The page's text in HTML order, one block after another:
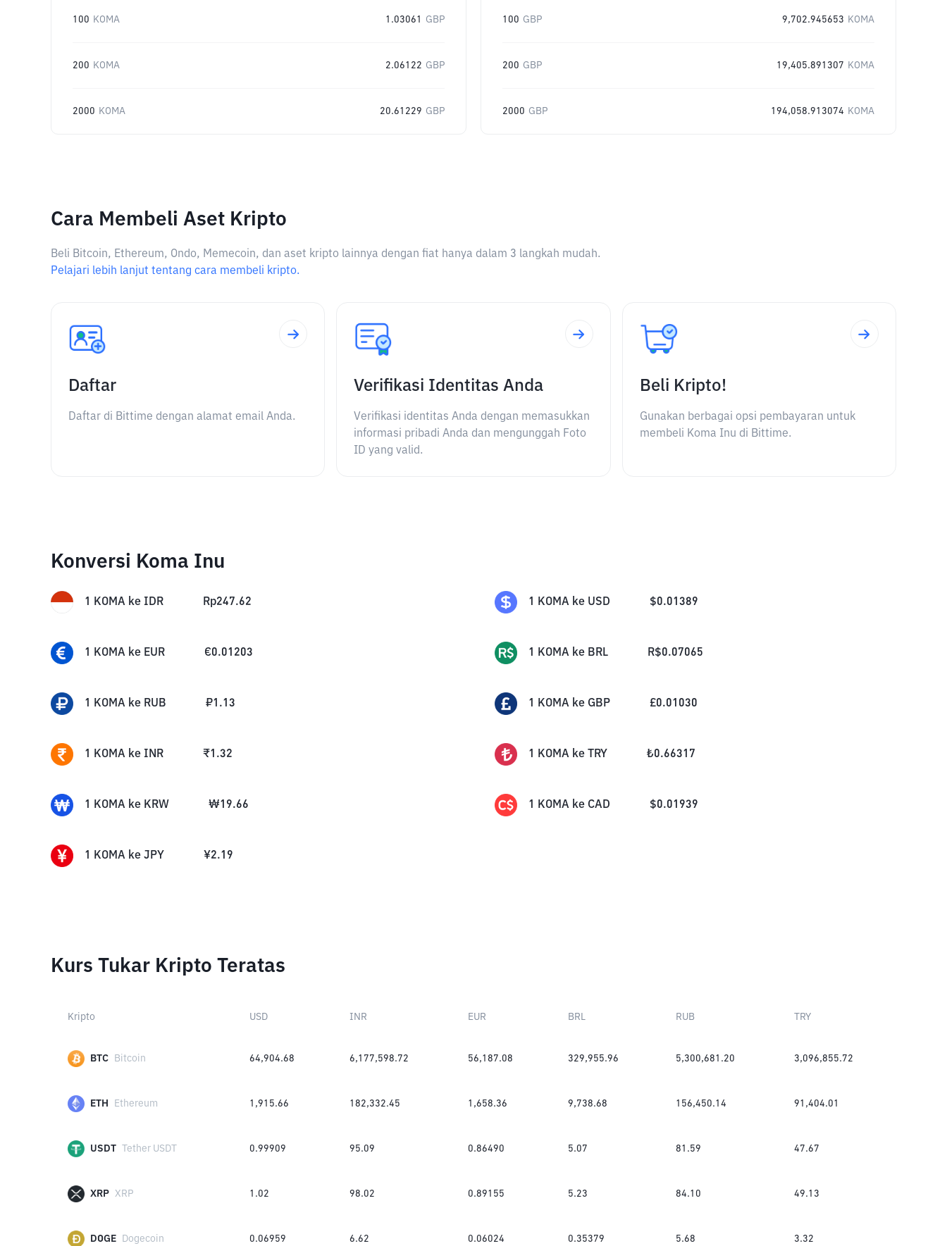
100 KOMA 1.03061 GBP
200 KOMA 2.06122 GBP
2000 KOMA 20.61229 GBP
100 GBP 9,702.945653 KOMA
200 GBP 19,405.891307 KOMA
2000 GBP 194,058.913074 KOMA
Cara Membeli Aset Kripto
Beli Bitcoin, Ethereum, Ondo, Memecoin, dan aset kripto lainnya dengan fiat hanya dalam 3 langkah mudah.
Pelajari lebih lanjut tentang cara membeli kripto.
Daftar
Daftar di Bittime dengan alamat email Anda.
Verifikasi Identitas Anda
Verifikasi identitas Anda dengan memasukkan
informasi pribadi Anda dan mengunggah Foto
ID yang valid.
Beli Kripto!
Gunakan berbagai opsi pembayaran untuk
membeli Koma Inu di Bittime.
Konversi Koma Inu
1 KOMA ke IDR Rp247.62 1 KOMA ke USD $0.01389
1 KOMA ke EUR €0.01203 1 KOMA ke BRL R$0.07065
1 KOMA ke RUB ₽1.13 1 KOMA ke GBP £0.01030
1 KOMA ke INR ₹1.32 1 KOMA ke TRY ₺0.66317
1 KOMA ke KRW ₩19.66 1 KOMA ke CAD $0.01939
1 KOMA ke JPY ¥2.19
Kurs Tukar Kripto Teratas
Kripto USD INR EUR BRL RUB TRY
BTC Bitcoin 64,904.68 6,177,598.72 56,187.08 329,955.96 5,300,681.20 3,096,855.72
ETH Ethereum 1,915.66 182,332.45 1,658.36 9,738.68 156,450.14 91,404.01
USDT Tether USDT 0.99909 95.09 0.86490 5.07 81.59 47.67
XRP XRP 1.02 98.02 0.89155 5.23 84.10 49.13
DOGE Dogecoin 0.06959 6.62 0.06024 0.35379 5.68 3.32